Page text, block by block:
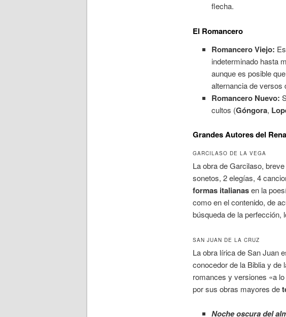
flecha.
El Romancero
Romancero Viejo:
indeterminado hasta
aunque es posible
alternancia de versos
Romancero Nuevo:
cultos (Góngora,
Grandes Autores del
GARCILASO DE LA VEGA
La obra de Garcilaso,
sonetos, 2 elegías, 4
formas italianasen la
como en el contenido, de
búsqueda de la perfección,
SAN JUAN DE LA CRUZ
La obra lírica de San Juan
conocedor de la Biblia y de
romances y versiones «a
por sus obras mayores de
Noche oscura del